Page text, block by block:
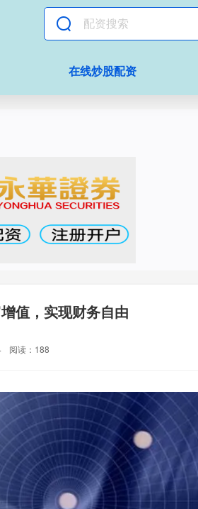
在线炒股配资
值，实现财务自由
阅读：188